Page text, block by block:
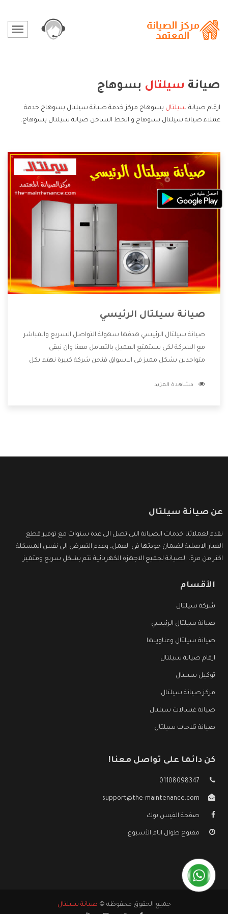
صيانة سيلتال بسوهاج
ارقام صيانة سيلتال بسوهاج مركز خدمة صيانة سيلتال بسوهاج خدمة
عملاء صيانة سيلتال بسوهاج و الخط الساخن صيانة سيلتال بسوهاج.
صيانة سيلتال الرئيسي
صيانة سيلتال الرئيسي هدفها سهولة التواصل السريع والمباشر
مع الشركة لكى يستمتع العميل بالتعامل معنا وان نبقى
متواجدين بشكل مميز فى الاسواق فنحن شركة كبيرة نهتم بكل
الشركة بها والتى تكون منها خدمة الصيانة التى تكون من أهم
مشاهدة المزيد
عن صيانة سيلتال
نقدم لعملائنا خدمات الصيانة التى تصل الى عدة سنوات مع توفير قطع
الغيار الاصلية لضمان جودتها فى العمل، وعدم التعرض الى نفس المشكلة
اكثر من مرة، الصيانة لجميع الاجهزة الكهربائية تتم بشكل سريع ومتميز.
الأقسام
شركة سيلتال
صيانة سيلتال الرئيسي
صيانة سيلتال وعناوينها
ارقام صيانة سيلتال
توكيل سيلتال
مركز صيانة سيلتال
صيانة غسالات سيلتال
صيانة ثلاجات سيلتال
كن دائما على تواصل معنا!
01108098347
support@the-maintenance.com
صفحة الفيس بوك
مفتوح طوال ايام الأسبوع
جميع الحقوق محفوظه © صيانة سيلتال